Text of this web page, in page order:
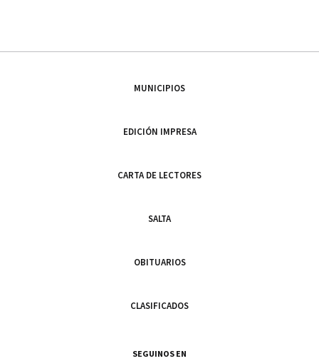
MUNICIPIOS
EDICIÓN IMPRESA
CARTA DE LECTORES
SALTA
OBITUARIOS
CLASIFICADOS
SEGUINOS EN